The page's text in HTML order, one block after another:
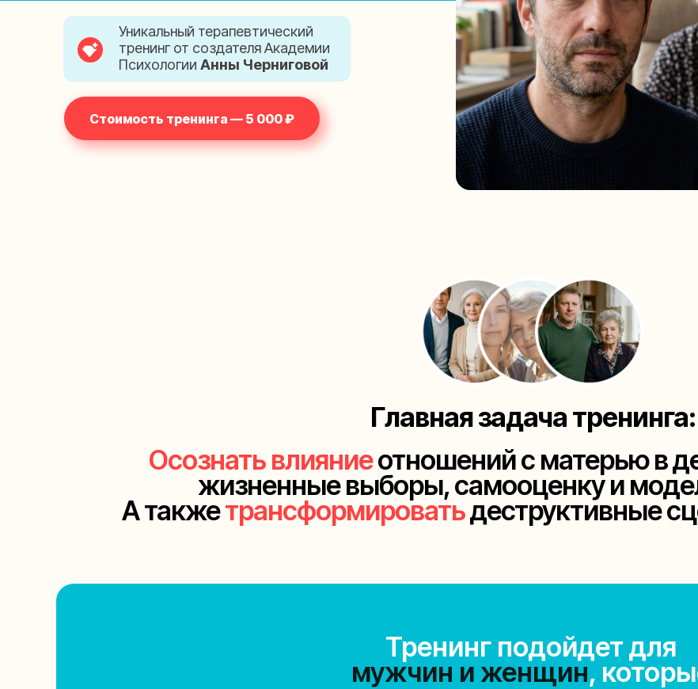
Уникальный терапевтический
тренинг от создателя Академии
Психологии Анны Черниговой
Стоимость тренинга — 5 000 ₽
Главная задача тренинга:
Осознать влияниеотношений с матерью в
жизненные выборы, самооценку и
А такжетрансформироватьдеструктивные
Тренинг подойдет для
мужчин и женщин,